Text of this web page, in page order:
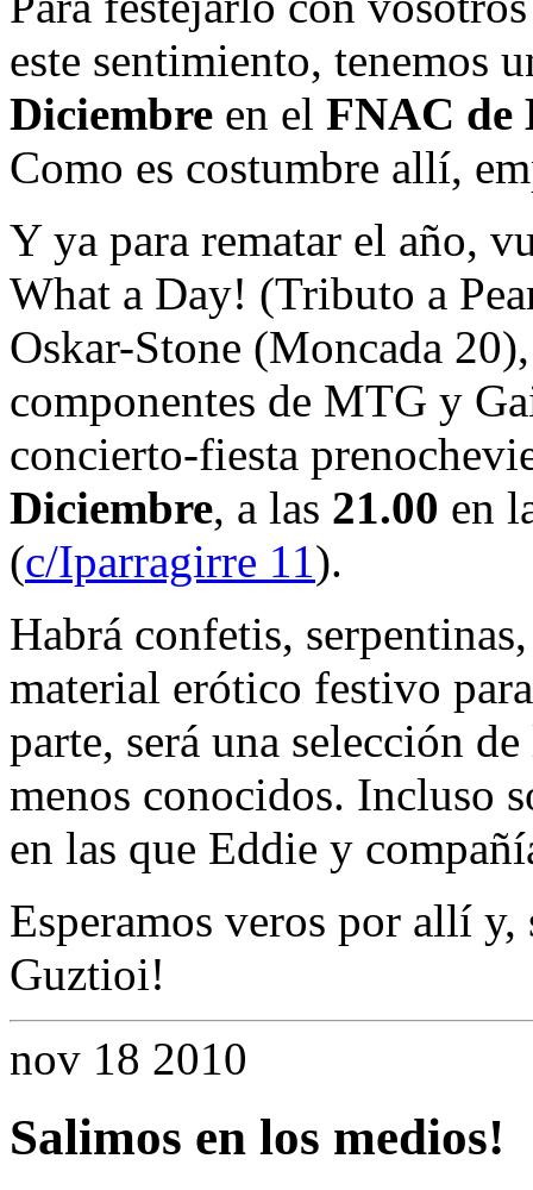
este sentimiento, tenemos
Diciembre en el FNAC
Como es costumbre allí,
Y ya para rematar el año,
What a Day! (Tributo a
Oskar-Stone (Moncada
componentes de MTG y
concierto-fiesta
Diciembre, a las 21.00 en
(c/Iparragirre 11 ).
Habrá confetis,
material erótico festivo
parte, será una selección
menos conocidos. Incluso
en las que Eddie y
Esperamos veros por allí
Guztioi!
nov 18 2010
Salimos en los medios!